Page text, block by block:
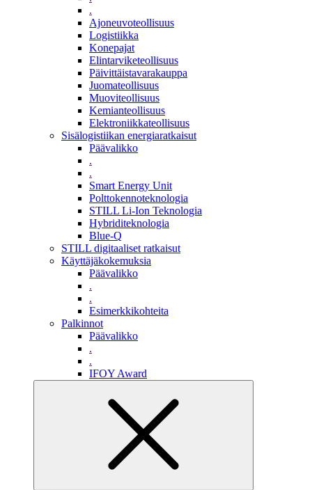
.
Ajoneuvoteollisuus
Logistiikka
Konepajat
Elintarviketeollisuus
Päivittäistavarakauppa
Juomateollisuus
Muoviteollisuus
Kemianteollisuus
Elektroniikkateollisuus
Sisälogistiikan energiaratkaisut
Päävalikko
.
.
Smart Energy Unit
Polttokennoteknologia
STILL Li-Ion Teknologia
Hybriditeknologia
Blue-Q
STILL digitaaliset ratkaisut
Käyttäjäkokemuksia
Päävalikko
.
.
Esimerkkikohteita
Palkinnot
Päävalikko
.
.
IFOY Award